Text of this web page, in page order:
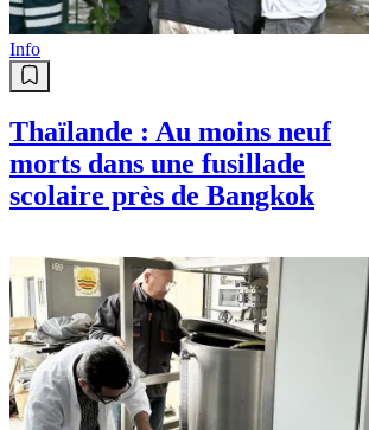
Info
Thaïlande : Au moins neuf
morts dans une fusillade
scolaire près de Bangkok